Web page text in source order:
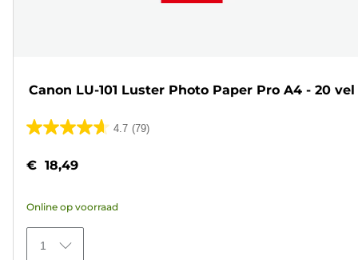
Canon LU-101 Luster Photo Paper Pro A4 - 20 vel
4.7 (79)
4.7
de
sterren.
79
beoordelingen
€ 18,49
Online op voorraad
1